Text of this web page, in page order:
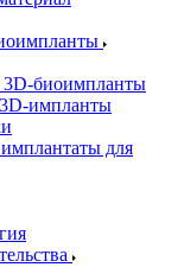
3D-биоимпланты
импланты
для